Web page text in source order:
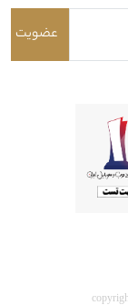
عضویت